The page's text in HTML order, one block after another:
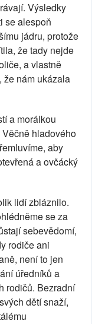
Výsledky
se alespoň
jádru, protože
že tady nejde
a vlastně
že nám ukázala
a morálkou
hladového
aby
a ovčácký
lidí zbláznilo.
se za
sebevědomí,
rodiče ani
není to jen
úředníků a
rodičů. Bezradní
dětí snaží,